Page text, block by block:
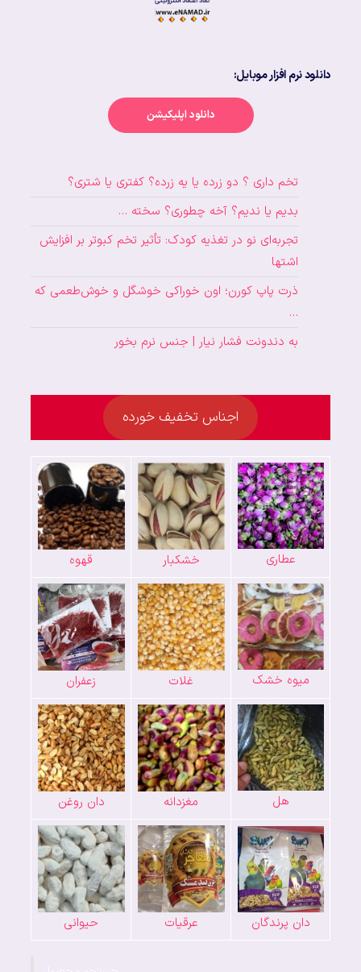
دانلود نرم افزار موبایل:
دانلود اپلیکیشن
تخم داری ؟ دو زرده یا یه زرده؟ کفتری یا شتری؟
بدیم یا ندیم؟ آخه چطوری؟ سخته …
تجربه‌ای نو در تغذیه کودک: تأثیر تخم کبوتر بر افزایش
اشتها
ذرت پاپ کورن؛ اون خوراکی خوشگل و خوش‌طعمی که
…
به دندونت فشار نیار | جنس نرم بخور
اجناس تخفیف خورده
عطاری خشکبار قهوه
میوه خشک غلات زعفران
هل مغزدانه دان روغن
دان پرندگان عرقیات حیوانی